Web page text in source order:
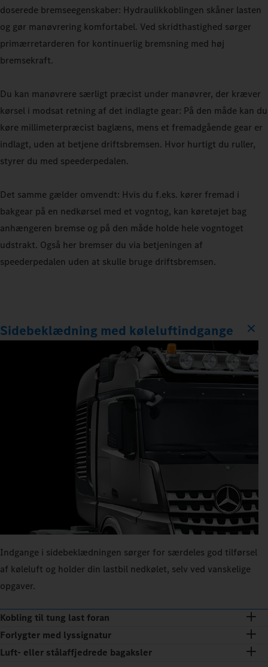
doserede bremseegenskaber: Hydraulikkoblingen skåner lasten
og gør manøvrering komfortabel. Ved skridthastighed sørger
primærretarderen for kontinuerlig bremsning med høj
bremsekraft.
Du kan manøvrere særligt præcist under manøvrer, der kræver
kørsel i modsat retning af det indlagte gear: På den måde kan du
køre millimeterpræcist baglæns, mens et fremadgående gear er
indlagt, uden at betjene driftsbremsen. Hvor hurtigt du ruller,
styrer du med speederpedalen.
Det samme gælder omvendt: Hvis du f.eks. kører fremad i
bakgear på en nedkørsel med et vogntog, kan køretøjet bag
anhængeren bremse og på den måde holde hele vogntoget
udstrakt. Også her bremser du via betjeningen af
speederpedalen uden at skulle bruge driftsbremsen.
Sidebeklædning med køleluftindgange
Indgange i sidebeklædningen sørger for særdeles god tilførsel
af køleluft og holder din lastbil nedkølet, selv ved vanskelige
opgaver.
Kobling til tung last foran
Forlygter med lyssignatur
Luft- eller stålaffjedrede bagaksler